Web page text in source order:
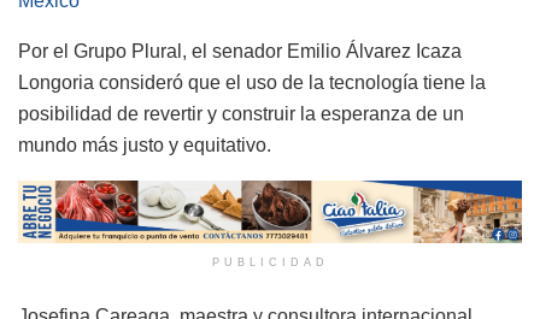
Por el Grupo Plural, el senador Emilio Álvarez Icaza
Longoria consideró que el uso de la tecnología tiene la
posibilidad de revertir y construir la esperanza de un
mundo más justo y equitativo.
PUBLICIDAD